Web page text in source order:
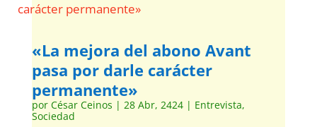
«La mejora del abono Avant
pasa por darle carácter
permanente»
por César Ceinos | 28 Abr, 2424| Entrevista,
Sociedad